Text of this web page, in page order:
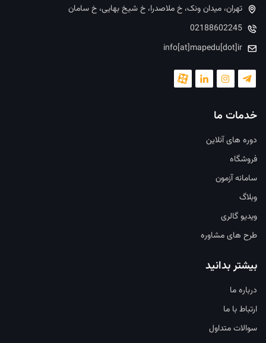
تهران، میدان ونک، خ ملاصدرا، خ شیخ بهایی، خ سامان
02188602245
info[at]mapedu[dot]ir
خدمات ما
دوره های آنلاین
فروشگاه
سامانه آزمون
وبلاگ
ویدیو گالری
طرح های مشاوره
بیشتر بدانید
درباره ما
ارتباط با ما
سوالات متداول